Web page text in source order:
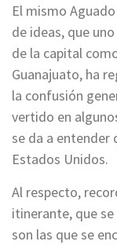
El mismo
de ideas, que
de la capital
Guanajuato, ha
la confusión
vertido en
se da a entender
Estados Unidos.
Al respecto,
itinerante, que se
son las que se